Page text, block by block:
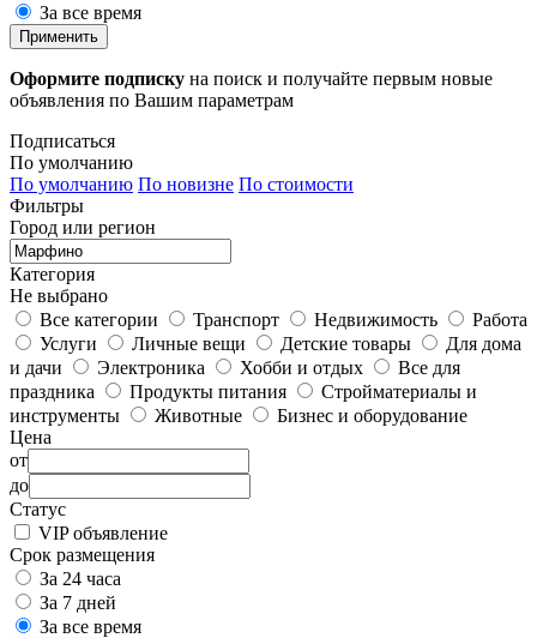
За все время
Применить
Оформите подписку на поиск и получайте первым новые
объявления по Вашим параметрам
Подписаться
По умолчанию
По умолчанию По новизне По стоимости
Фильтры
Город или регион
Категория
Не выбрано
Все категории
Транспорт Недвижимость
Работа
Услуги
Личные вещи Детские товары
Для дома
и дачи
Электроника Хобби и отдых
Все для
праздника
Продукты питания
Стройматериалы и
инструменты
Животные
Бизнес и оборудование
Цена
от
до
Статус
VIP объявление
Срок размещения
За 24 часа
За 7 дней
За все время